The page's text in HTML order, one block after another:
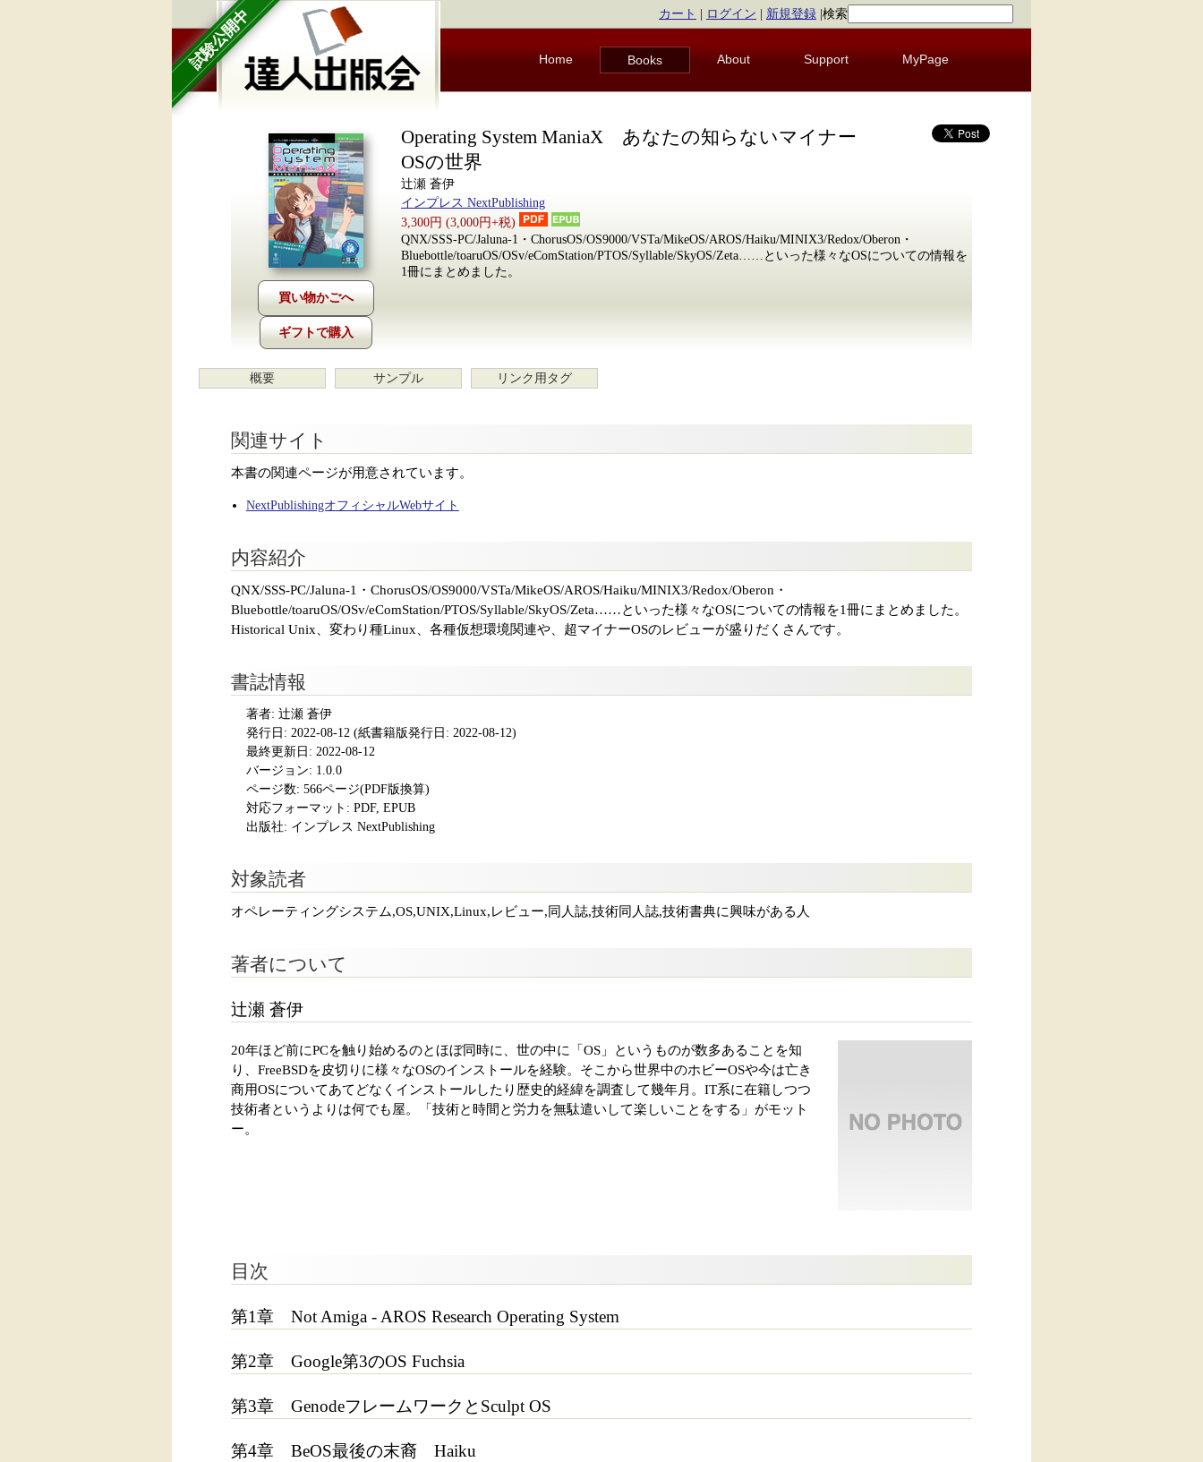
試験公開中 カート ログイン 新規登録 検索
Home Books About Support MyPage
ギフトで購入
Operating System ManiaX あなたの知らないマイナー
OSの世界
辻瀬 蒼伊
インプレス NextPublishing
3,300円 (3,000円+税)
QNX/SSS-PC/Jaluna-1・ChorusOS/OS9000/VSTa/MikeOS/AROS/Haiku/MINIX3/Redox/Oberon・
Bluebottle/toaruOS/OSv/eComStation/PTOS/Syllable/SkyOS/Zeta……といった様々なOSについての情報を
1冊にまとめました。
概要 サンプル リンク用タグ
関連サイト
本書の関連ページが用意されています。
NextPublishingオフィシャルWebサイト
内容紹介
QNX/SSS-PC/Jaluna-1・ChorusOS/OS9000/VSTa/MikeOS/AROS/Haiku/MINIX3/Redox/Oberon・
Bluebottle/toaruOS/OSv/eComStation/PTOS/Syllable/SkyOS/Zeta……といった様々なOSについての情報を1冊にまとめました。
Historical Unix、変わり種Linux、各種仮想環境関連や、超マイナーOSのレビューが盛りだくさんです。
書誌情報
著者: 辻瀬 蒼伊
発行日: 2022-08-12 (紙書籍版発行日: 2022-08-12)
最終更新日: 2022-08-12
バージョン: 1.0.0
ページ数: 566ページ(PDF版換算)
対応フォーマット: PDF, EPUB
出版社: インプレス NextPublishing
対象読者
オペレーティングシステム,OS,UNIX,Linux,レビュー,同人誌,技術同人誌,技術書典に興味がある人
著者について
辻瀬 蒼伊
20年ほど前にPCを触り始めるのとほぼ同時に、世の中に「OS」というものが数多あることを知
り、FreeBSDを皮切りに様々なOSのインストールを経験。そこから世界中のホビーOSや今は亡き
商用OSについてあてどなくインストールしたり歴史的経緯を調査して幾年月。IT系に在籍しつつ
技術者というよりは何でも屋。「技術と時間と労力を無駄遣いして楽しいことをする」がモット
ー。
目次
第1章 Not Amiga - AROS Research Operating System
第2章 Google第3のOS Fuchsia
第3章 GenodeフレームワークとSculpt OS
第4章 BeOS最後の末裔 Haiku